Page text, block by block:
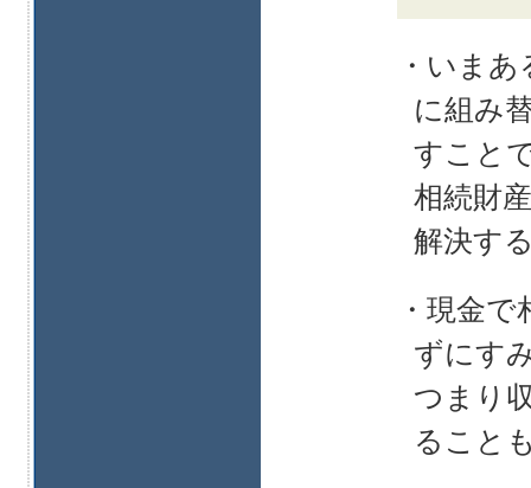
・いま
に組み
すこと
相続財
解決す
・現金
ずにす
つまり
ること